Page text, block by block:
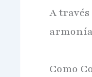
A
Como